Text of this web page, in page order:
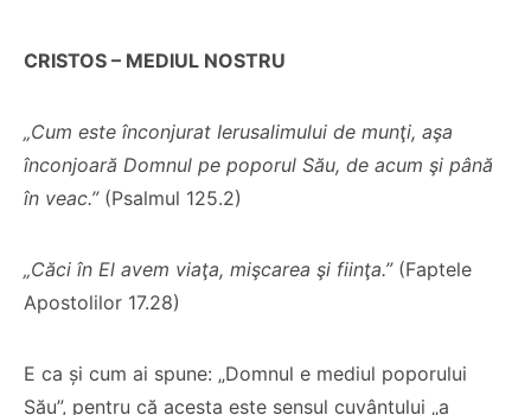
CRISTOS – MEDIUL NOSTRU
„Cum este înconjurat Ierusalimului de munţi, aşa
înconjoară Domnul pe poporul Său, de acum şi până
în veac.” (Psalmul 125.2)
„Căci în El avem viaţa, mişcarea şi fiinţa.” (Faptele
Apostolilor 17.28)
E ca și cum ai spune: „Domnul e mediul poporului
Său”, pentru că acesta este sensul cuvântului „a